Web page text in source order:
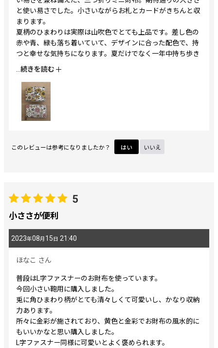
並び順:
絞り込む
と使い易さでした。小さいながらお札とカードがきちんと収
まります。
夏柄のひまわりは実際は山吹色でとても上品です。差し色の
赤や青、緑も落ち着いていて、デザインに合った配色で、持
つと幸せな気持ちになります。夏だけでなく一年中持ち歩き
たいです。値上がり前に購入して正解でした。
続きを読む
このレビューは参考になりましたか？ はい いいえ
5
小ささが便利
2023年08月 15 日 21:40
ほなこ さん
普段はL字ファスナーのお財布を使っています。
今回小さい鞄用に購入しました。
兎に角ひまわり柄がとても清々しくて可愛いし、かなり収納
力あります。
所々に金彩が施されており、黄色と金彩でお財布の風水的に
もいいかなと思い購入しました。
L字ファスナー同様に可愛いとよく褒められます。